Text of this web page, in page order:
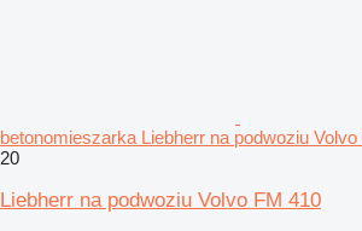
betonomieszarka Liebherr na podwoziu
20
Liebherr na podwoziu Volvo FM 410